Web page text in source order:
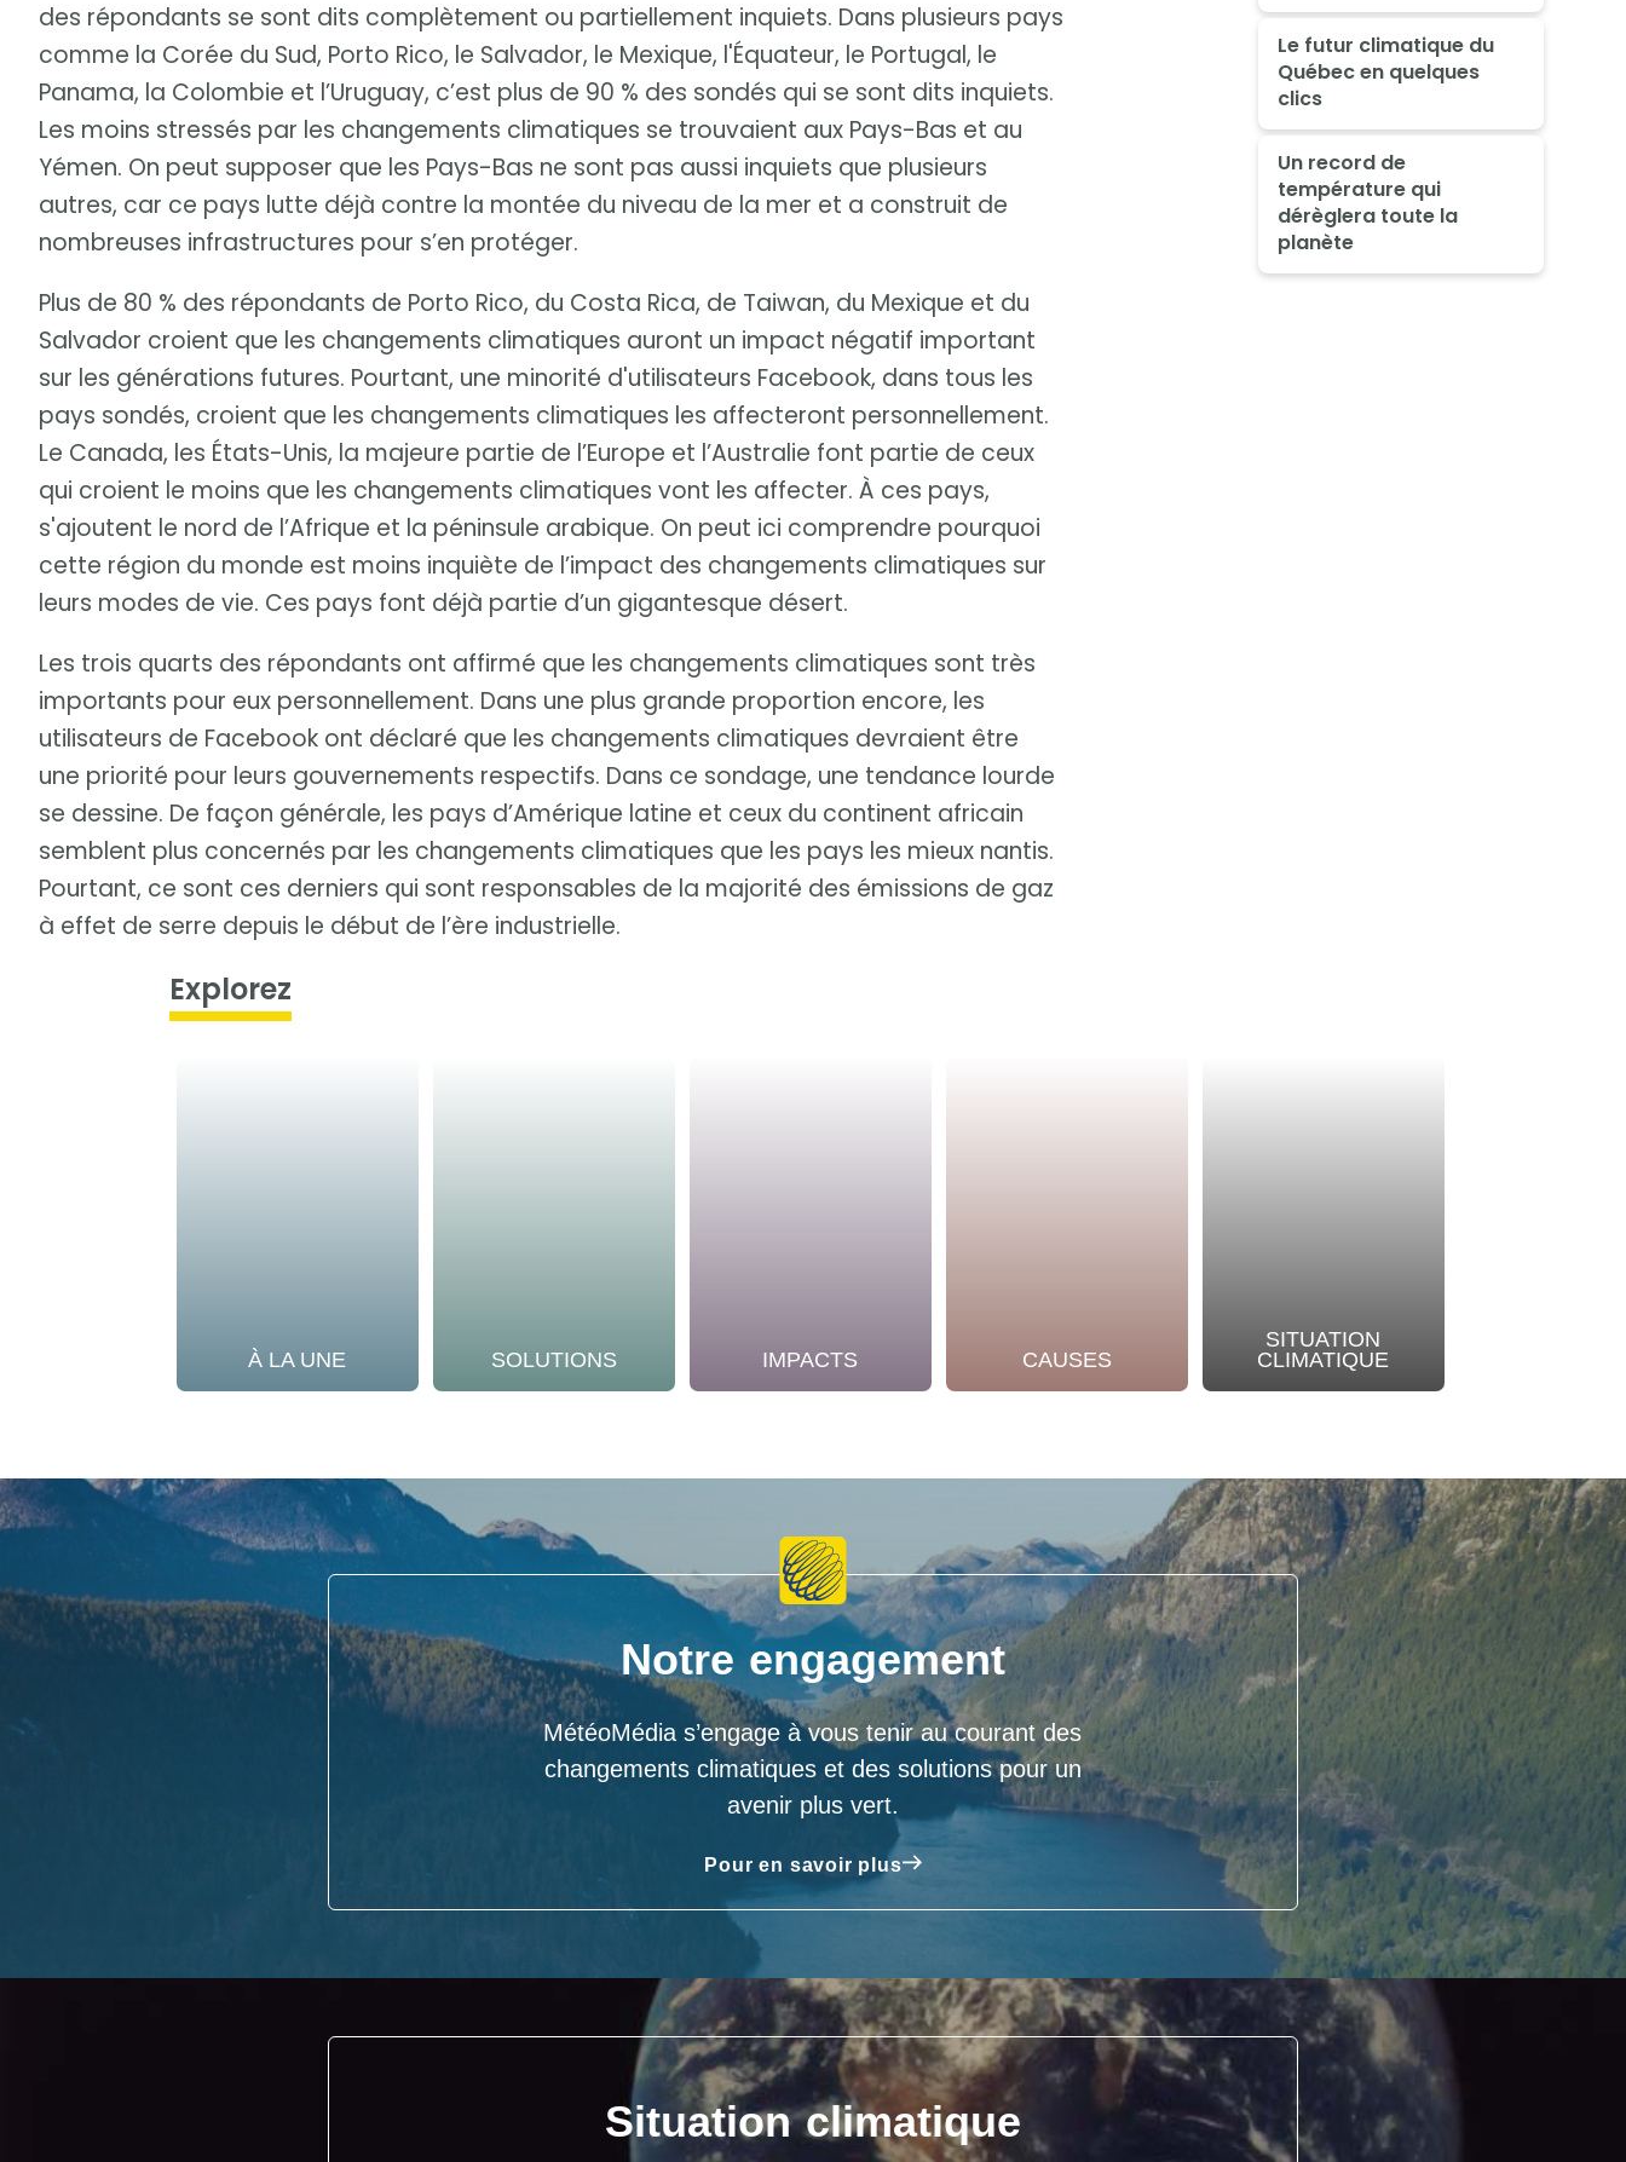
des répondants se sont dits complètement ou partiellement inquiets. Dans plusieurs pays
comme la Corée du Sud, Porto Rico, le Salvador, le Mexique, l'Équateur, le Portugal, le
Panama, la Colombie et l’Uruguay, c’est plus de 90 % des sondés qui se sont dits inquiets.
Les moins stressés par les changements climatiques se trouvaient aux Pays-Bas et au
Yémen. On peut supposer que les Pays-Bas ne sont pas aussi inquiets que plusieurs
autres, car ce pays lutte déjà contre la montée du niveau de la mer et a construit de
nombreuses infrastructures pour s’en protéger.
Plus de 80 % des répondants de Porto Rico, du Costa Rica, de Taiwan, du Mexique et du
Salvador croient que les changements climatiques auront un impact négatif important
sur les générations futures. Pourtant, une minorité d'utilisateurs Facebook, dans tous les
pays sondés, croient que les changements climatiques les affecteront personnellement.
Le Canada, les États-Unis, la majeure partie de l’Europe et l’Australie font partie de ceux
qui croient le moins que les changements climatiques vont les affecter. À ces pays,
s'ajoutent le nord de l’Afrique et la péninsule arabique. On peut ici comprendre pourquoi
cette région du monde est moins inquiète de l’impact des changements climatiques sur
leurs modes de vie. Ces pays font déjà partie d’un gigantesque désert.
Les trois quarts des répondants ont affirmé que les changements climatiques sont très
importants pour eux personnellement. Dans une plus grande proportion encore, les
utilisateurs de Facebook ont déclaré que les changements climatiques devraient être
une priorité pour leurs gouvernements respectifs. Dans ce sondage, une tendance lourde
se dessine. De façon générale, les pays d’Amérique latine et ceux du continent africain
semblent plus concernés par les changements climatiques que les pays les mieux nantis.
Pourtant, ce sont ces derniers qui sont responsables de la majorité des émissions de gaz
à effet de serre depuis le début de l’ère industrielle.
Le futur climatique du
Québec en quelques
clics
Un record de
température qui
dérèglera toute la
planète
Explorez
À LA UNE SOLUTIONS IMPACTS CAUSES
SITUATION
CLIMATIQUE
Notre engagement
MétéoMédia s’engage à vous tenir au courant des
changements climatiques et des solutions pour un
avenir plus vert.
Pour en savoir plus
Situation climatique